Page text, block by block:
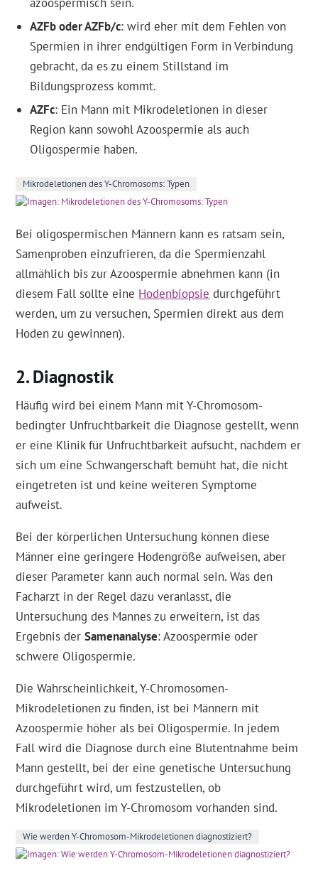
AZFb oder AZFb/c: wird eher mit dem Fehlen von
Spermien in ihrer endgültigen Form in Verbindung
gebracht, da es zu einem Stillstand im
Bildungsprozess kommt.
AZFc: Ein Mann mit Mikrodeletionen in dieser
Region kann sowohl Azoospermie als auch
Oligospermie haben.
Mikrodeletionen des Y-Chromosoms: Typen
Bei oligospermischen Männern kann es ratsam sein,
Samenproben einzufrieren, da die Spermienzahl
allmählich bis zur Azoospermie abnehmen kann (in
diesem Fall sollte eine Hodenbiopsie durchgeführt
werden, um zu versuchen, Spermien direkt aus dem
Hoden zu gewinnen).
Diagnostik
Häufig wird bei einem Mann mit Y-Chromosom-
bedingter Unfruchtbarkeit die Diagnose gestellt, wenn
er eine Klinik für Unfruchtbarkeit aufsucht, nachdem er
sich um eine Schwangerschaft bemüht hat, die nicht
eingetreten ist und keine weiteren Symptome
aufweist.
Bei der körperlichen Untersuchung können diese
Männer eine geringere Hodengröße aufweisen, aber
dieser Parameter kann auch normal sein. Was den
Facharzt in der Regel dazu veranlasst, die
Untersuchung des Mannes zu erweitern, ist das
Ergebnis derSamenanalyse: Azoospermie oder
schwere Oligospermie.
Die Wahrscheinlichkeit, Y-Chromosomen-
Mikrodeletionen zu finden, ist bei Männern mit
Azoospermie höher als bei Oligospermie. In jedem
Fall wird die Diagnose durch eine Blutentnahme beim
Mann gestellt, bei der eine genetische Untersuchung
durchgeführt wird, um festzustellen, ob
Mikrodeletionen im Y-Chromosom vorhanden sind.
Wie werden Y-Chromosom-Mikrodeletionen diagnostiziert?